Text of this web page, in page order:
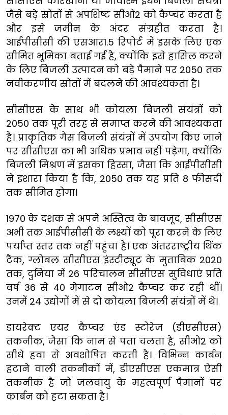
जैसे बड़े स्रोतों से अपशिष्ट सीओ2 को कैप्चर करता है
और इसे जमीन के अंदर संग्रहीत करता है।
आईपीसीसी की एसआर1.5 रिपोर्ट में इसके लिए एक
सीमित भूमिका बताई गई है, क्योंकि इसे हासिल करने
के लिए बिजली उत्पादन को बड़े पैमाने पर 2050 तक
नवीकरणीय स्रोतों में बदलने की आवश्यकता है।
सीसीएस के साथ भी कोयला बिजली संयंत्रों को
2050 तक पूरी तरह से समाप्त करने की आवश्यकता
है। प्राकृतिक गैस बिजली संयंत्रों में उपयोग किए जाने
पर सीसीएस का भी अधिक प्रभाव नहीं पड़ेगा, क्योंकि
बिजली मिश्रण में इसका हिस्सा, जैसा कि आईपीसीसी
ने इशारा किया है कि, 2050 तक यह प्रति 8 फीसदी
तक सीमित होगा।
1970 के दशक से अपने अस्तित्व के बावजूद, सीसीएस
अभी तक आईपीसीसी के लक्ष्यों को पूरा करने के लिए
पर्याप्त स्तर तक नहीं पहुंचा है। एक अंतरराष्ट्रीय थिंक
टैंक, ग्लोबल सीसीएस इंस्टीट्यूट के मुताबिक 2020
तक, दुनिया में 26 परिचालन सीसीएस सुविधाएं प्रति
वर्ष 36 से 40 मेगाटन सीओ2 कैप्चर कर रही थीं।
उनमें 24 उद्योगों में से दो कोयला बिजली संयंत्रों में थे।
डायरेक्ट एयर कैप्चर एंड स्टोरेज (डीएसीएस)
तकनीक, जैसा कि नाम से पता चलता है, सीओ2 को
सीधे हवा से अवशोषित करती है। विभिन्न कार्बन
हटाने वाली तकनीकों में, डीएसीएस एकमात्र ऐसी
तकनीक है जो जलवायु के महत्वपूर्ण पैमानों पर
कार्बन को हटा सकता है।